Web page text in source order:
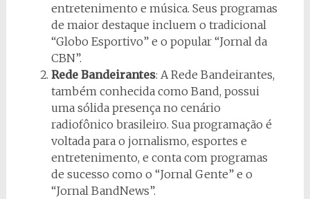
entretenimento e música. Seus programas
de maior destaque incluem o tradicional
“Globo Esportivo” e o popular “Jornal da
CBN”.
Rede Bandeirantes: A Rede Bandeirantes,
também conhecida como Band, possui
uma sólida presença no cenário
radiofônico brasileiro. Sua programação é
voltada para o jornalismo, esportes e
entretenimento, e conta com programas
de sucesso como o “Jornal Gente” e o
“Jornal BandNews”.